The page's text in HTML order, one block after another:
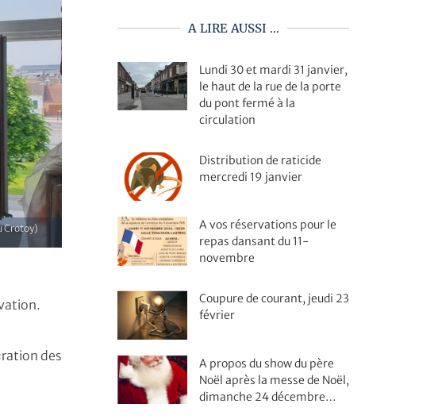
Crotoy)
des
A LIRE AUSSI ...
Lundi 30 et mardi 31 janvier,
le haut de la rue de la porte
du pont fermé à la
circulation
Distribution de raticide
mercredi 19 janvier
A vos réservations pour le
repas dansant du 11-
novembre
Coupure de courant, jeudi 23
février
A propos du show du père
Noël après la messe de Noël,
dimanche 24 décembre…